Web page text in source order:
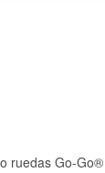
ruedas Go-